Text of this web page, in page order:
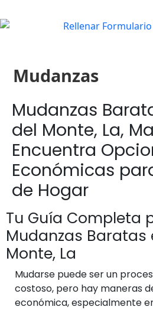
Mudanzas
Mudanzas
del Monte, La,
Encuentra
Económicas
de Hogar
Tu Guía Completa
Mudanzas Baratas
Monte, La
Mudarse puede ser un
costoso, pero hay maneras
económica, especialmente